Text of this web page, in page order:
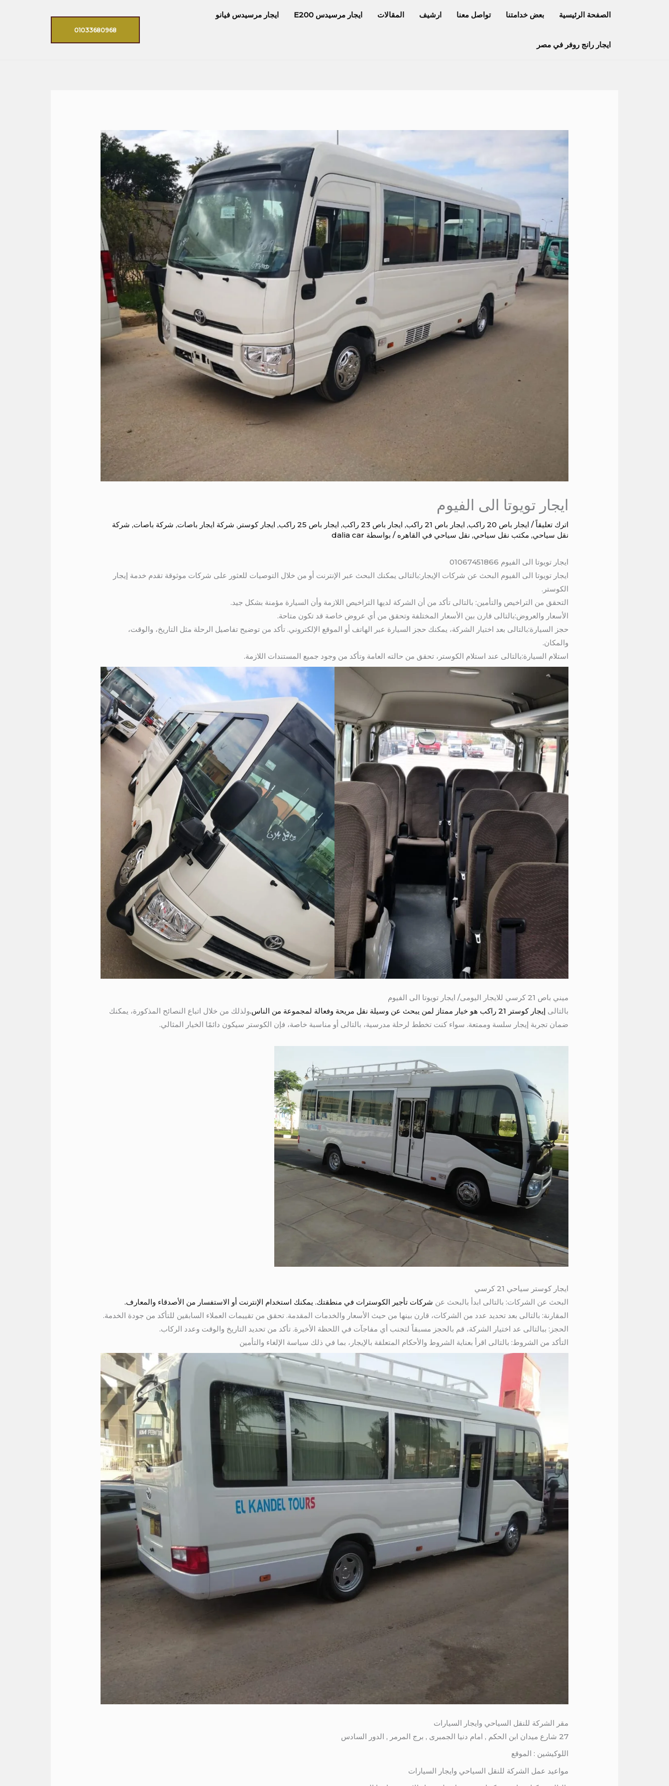
الصفحة الرئيسية بعض خدامتنا تواصل معنا ارشيف المقالات ايجار مرسيدس E200 ايجار مرسيدس فيانو
ايجار رانج روفر في مصر
01033680968
ايجار تويوتا الى الفيوم
اترك تعليقاً / ايجار باص 20 راكب , ايجار باص 21 راكب , ايجار باص 23 راكب , ايجار باص 25 راكب , ايجار كوستر , شركة ايجار باصات, شركة باصات, شركة
نقل سياحي, مكتب نقل سياحي, نقل سياحي في القاهره / بواسطة dalia car
ايجار تويوتا الى الفيوم 01067451866
ايجار تويوتا الى الفيوم البحث عن شركات الإيجار:بالتالى يمكنك البحث عبر الإنترنت أو من خلال التوصيات للعثور على شركات موثوقة تقدم خدمة إيجار
الكوستر.
التحقق من التراخيص والتأمين: بالتالى تأكد من أن الشركة لديها التراخيص اللازمة وأن السيارة مؤمنة بشكل جيد.
الأسعار والعروض:بالتالى قارن بين الأسعار المختلفة وتحقق من أي عروض خاصة قد تكون متاحة.
حجز السيارة:بالتالى بعد اختيار الشركة، يمكنك حجز السيارة عبر الهاتف أو الموقع الإلكتروني. تأكد من توضيح تفاصيل الرحلة مثل التاريخ، والوقت،
والمكان.
استلام السيارة:بالتالى عند استلام الكوستر، تحقق من حالته العامة وتأكد من وجود جميع المستندات اللازمة.
ميني باص 21 كرسي للايجار اليومى/ ايجار تويوتا الى الفيوم
بالتالى إيجار كوستر 21 راكب هو خيار ممتاز لمن يبحث عن وسيلة نقل مريحة وفعالة لمجموعة من الناس.
ولذلك من خلال اتباع النصائح المذكورة، يمكنك
ضمان تجربة إيجار سلسة وممتعة. سواء كنت تخطط لرحلة مدرسية، بالتالى أو مناسبة خاصة، فإن الكوستر سيكون دائمًا الخيار المثالي.
ايجار كوستر سياحي 21 كرسي
البحث عن الشركات: بالتالى ابدأ بالبحث عن شركات تأجير الكوسترات في منطقتك. يمكنك استخدام الإنترنت أو الاستفسار من الأصدقاء والمعارف.
المقارنة: بالتالى بعد تحديد عدد من الشركات، قارن بينها من حيث الأسعار والخدمات المقدمة. تحقق من تقييمات العملاء السابقين للتأكد من جودة الخدمة.
الحجز: ببالتالى عد اختيار الشركة، قم بالحجز مسبقاً لتجنب أي مفاجآت في اللحظة الأخيرة. تأكد من تحديد التاريخ والوقت وعدد الركاب.
التأكد من الشروط: بالتالى اقرأ بعناية الشروط والأحكام المتعلقة بالإيجار، بما في ذلك سياسة الإلغاء والتأمين
مقر الشركة للنقل السياحي وايجار السيارات
27 شارع ميدان ابن الحكم , امام دنيا الجمبرى , برج المرمر , الدور السادس
اللوكيشين : الموقع
مواعيد عمل الشركة للنقل السياحي وايجار السيارات